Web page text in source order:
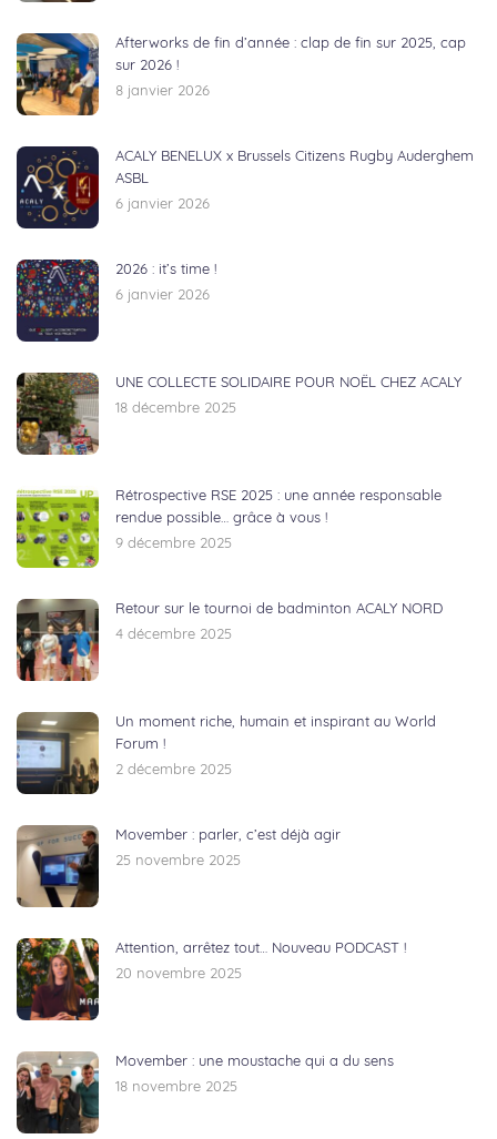
Afterworks de fin d’année : clap de fin sur 2025, cap
sur 2026 !
8 janvier 2026
ACALY BENELUX x Brussels Citizens Rugby Auderghem
ASBL
6 janvier 2026
2026 : it’s time !
6 janvier 2026
UNE COLLECTE SOLIDAIRE POUR NOËL CHEZ ACALY
18 décembre 2025
Rétrospective RSE 2025 : une année responsable
rendue possible… grâce à vous !
9 décembre 2025
Retour sur le tournoi de badminton ACALY NORD
4 décembre 2025
Un moment riche, humain et inspirant au World
Forum !
2 décembre 2025
Movember : parler, c’est déjà agir
25 novembre 2025
Attention, arrêtez tout… Nouveau PODCAST !
20 novembre 2025
Movember : une moustache qui a du sens
18 novembre 2025